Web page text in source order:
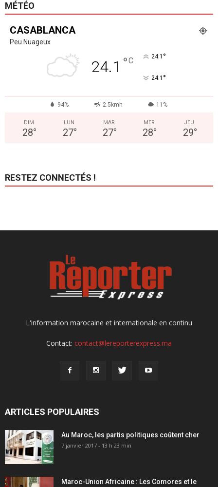
MÉTÉO
CASABLANCA
Peu Nuageux
24.1 °C 24.1 °
24.1 °
94% 2.5kmh 11%
DIM
28°
LUN
27°
MAR
27°
MER
28°
JEU
29°
RESTEZ CONNECTÉS !
L'information marocaine et internationale en continu
Contact: contact@lereporterexpress.ma
ARTICLES POPULAIRES
Au Maroc, les partis politiques coûtent cher
7 janvier 2017 - 13 h 23 min
Maroc-Union Africaine : Les Comores et le